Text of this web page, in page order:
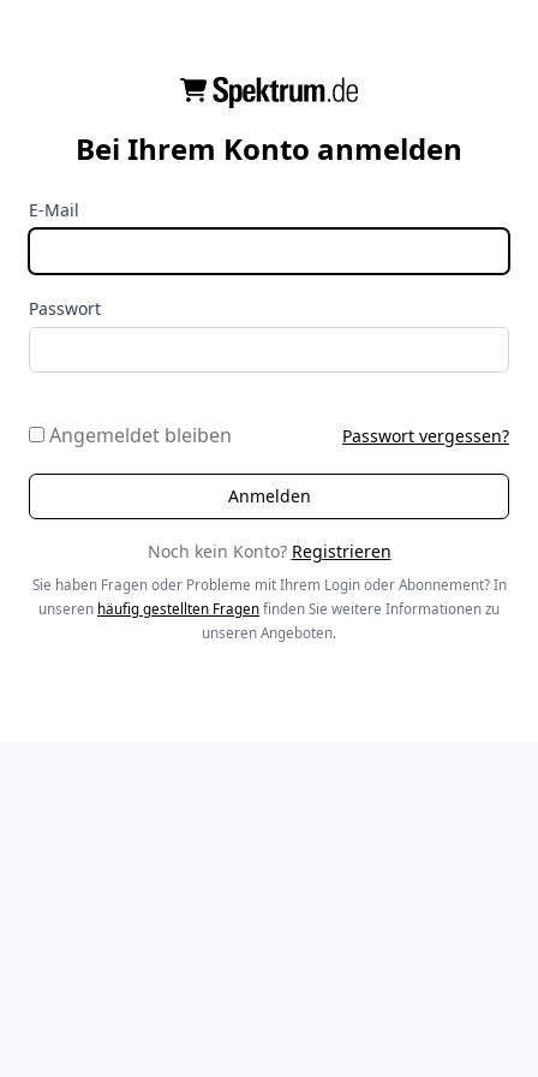
Bei Ihrem Konto anmelden
E-Mail
Passwort
Angemeldet bleiben Passwort vergessen?
Noch kein Konto? Registrieren
Sie haben Fragen oder Probleme mit Ihrem Login oder Abonnement? In
unseren häufig gestellten Fragen finden Sie weitere Informationen zu
unseren Angeboten.